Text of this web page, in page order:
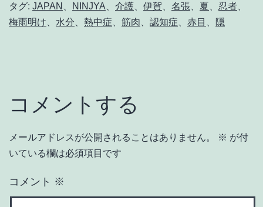
タグ: JAPAN NINJYA 介護 伊賀 名張 夏 忍者
梅雨明け
水分 熱中症 筋肉 認知症 赤目 隠
コメントする
メールアドレスが公開されることはありません。 ※ が付
いている欄は必須項目です
コメント ※